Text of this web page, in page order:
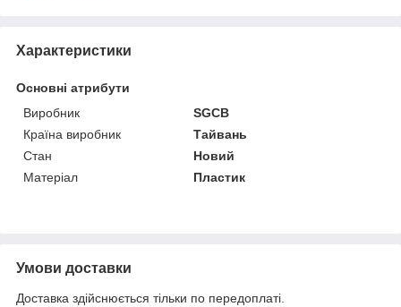
Характеристики
Основні атрибути
Виробник
SGCB
Країна виробник
Тайвань
Стан
Новий
Матеріал
Пластик
Умови доставки
Доставка здійснюється тільки по передоплаті.